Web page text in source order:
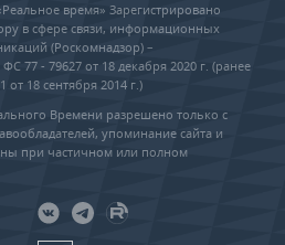
время» Зарегистрировано
в сфере связи, информационных
(Роскомнадзор) –
77 - 79627 от 18 декабря 2020 г. (ранее
18 сентября 2014 г.)
Времени разрешено только с
упоминание сайта и
при частичном или полном